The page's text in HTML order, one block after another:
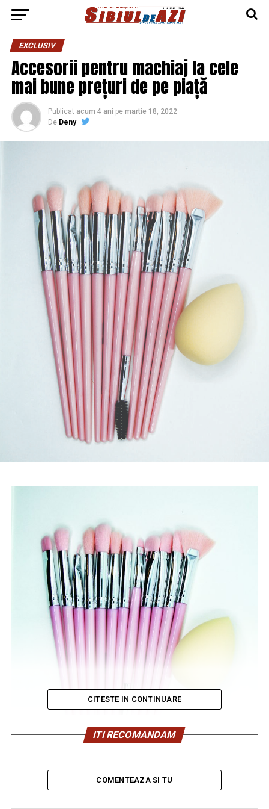
EXCLUSIV
Accesorii pentru machiaj la cele
mai bune prețuri de pe piață
Publicat acum 4 ani pe martie 18, 2022
De Deny
CITESTE IN CONTINUARE
ITI RECOMANDAM
COMENTEAZA SI TU